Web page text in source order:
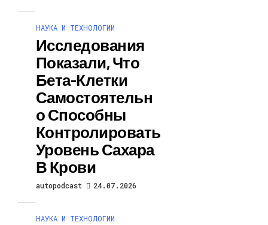
НАУКА И ТЕХНОЛОГИИ
Исследования
Показали, Что
Бета-Клетки
Самостоятельн
О Способны
Контролировать
Уровень Сахара
В Крови
autopodcast 24.07.2026
НАУКА И ТЕХНОЛОГИИ